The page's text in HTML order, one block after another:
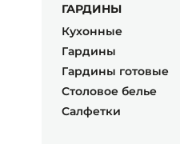
ГАРДИНЫ
Кухонные
Гардины
Гардины готовые
Столовое белье
Салфетки